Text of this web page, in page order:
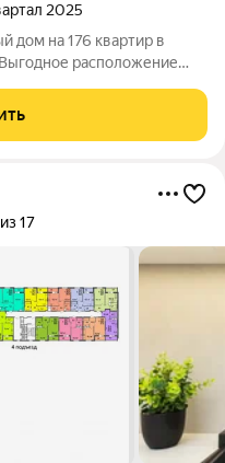
2025
расположение
продуманные планировки
17